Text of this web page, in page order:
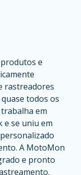
e
rastreadores
todos os
em
e se uniu em
A MotoMon
e pronto